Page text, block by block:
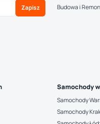
Zapisz
Budowa i
Samochody
Samochody
Samochody